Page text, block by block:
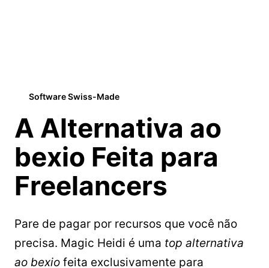
Software Swiss-Made
A Alternativa ao
bexio Feita para
Freelancers
Pare de pagar por recursos que você não
precisa. Magic Heidi é uma top alternativa
ao bexio feita exclusivamente para